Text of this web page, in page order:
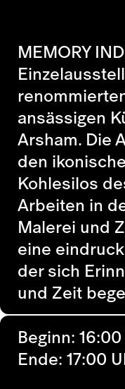
MEMORY
ansässigen
Arsham. Die
den
Kohlesilos
Arbeiten in
Malerei und
eine
der sich
und Zeit
Beginn:
Ende: 17:00